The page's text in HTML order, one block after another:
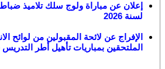
إعلان عن مباراة ولوج سلك تلاميذ
لسنة 2026
الإفراج عن لائحة المقبولين من لوائح
الملتحقين بمباريات تأهيل أطر التدريس –